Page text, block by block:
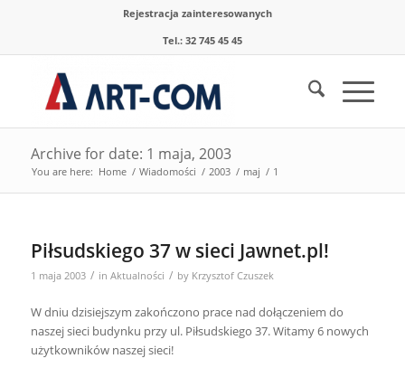
Rejestracja zainteresowanych
Tel.: 32 745 45 45
Archive for date: 1 maja, 2003
You are here: Home / Wiadomości / 2003 / maj / 1
Piłsudskiego 37 w sieci Jawnet.pl!
1 maja 2003 / in Aktualności / by Krzysztof Czuszek
W dniu dzisiejszym zakończono prace nad dołączeniem do
naszej sieci budynku przy ul. Piłsudskiego 37. Witamy 6 nowych
użytkowników naszej sieci!